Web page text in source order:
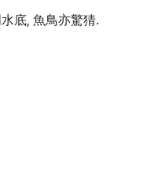
底, 魚鳥亦驚猜.